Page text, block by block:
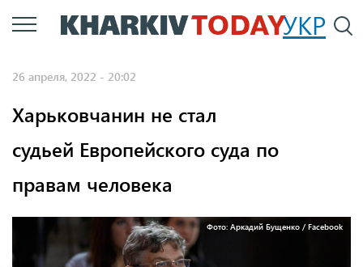
Перейти
к
УКР
26 апреля, 2022 - 20:02
Харьковчанин не стал
судьей Европейского суда по
правам человека
Фото: Аркадий Бущенко / Facebook